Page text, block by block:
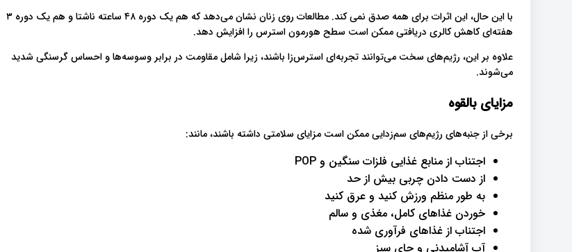
با این حال، این اثرات برای همه صدق نمی کند. مطالعات روی زنان نشان می‌دهد که هم یک دوره ۴۸ ساعته ناشتا و هم یک دوره ۳
هفته‌ای کاهش کالری دریافتی ممکن است سطح هورمون استرس را افزایش دهد.
علاوه بر این، رژیم‌های سخت می‌توانند تجربه‌ای استرس‌زا باشند، زیرا شامل مقاومت در برابر وسوسه‌ها و احساس گرسنگی شدید
می‌شوند.
مزایای بالقوه
برخی از جنبه‌های رژیم‌های سم‌زدایی ممکن است مزایای سلامتی داشته باشند، مانند:
اجتناب از منابع غذایی فلزات سنگین و POP
از دست دادن چربی بیش از حد
به طور منظم ورزش کنید و عرق کنید
خوردن غذاهای کامل، مغذی و سالم
اجتناب از غذاهای فرآوری شده
آب آشامیدنی و چای سبز